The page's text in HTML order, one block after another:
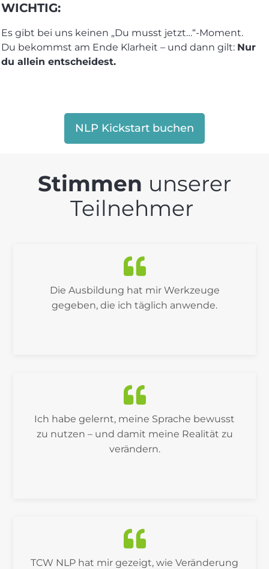
WICHTIG:
Es gibt bei uns keinen „Du musst jetzt…“-Moment.
Du bekommst am Ende Klarheit – und dann gilt: Nur
du allein entscheidest.
NLP Kickstart buchen
Stimmen unserer
Teilnehmer
Die Ausbildung hat mir Werkzeuge
gegeben, die ich täglich anwende.
Ich habe gelernt, meine Sprache bewusst
zu nutzen – und damit meine Realität zu
verändern.
TCW NLP hat mir gezeigt, wie Veränderung